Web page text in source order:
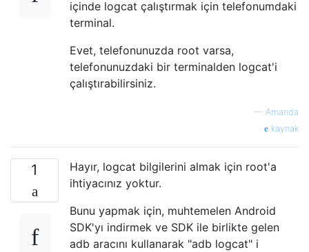
içinde logcat çalıştırmak için telefonumdaki
terminal.
Evet, telefonunuzda root varsa,
telefonunuzdaki bir terminalden logcat'i
çalıştırabilirsiniz.
— Amanda
kaynak
1
Hayır, logcat bilgilerini almak için root'a
ihtiyacınız yoktur.
Bunu yapmak için, muhtemelen Android
SDK'yı indirmek ve SDK ile birlikte gelen
adb aracını kullanarak "adb logcat" i